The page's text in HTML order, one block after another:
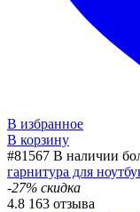
В избранное
В корзину
#81567 В наличии
гарнитура для
-27% скидка
4.8 163 отзыва